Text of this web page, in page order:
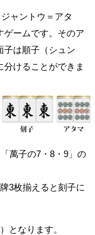
ャントウ＝アタ
ゲームです。そのア
子は順子（シュン
けることができま
萬子の7・8・9」の
3枚揃えると刻子に
となります。